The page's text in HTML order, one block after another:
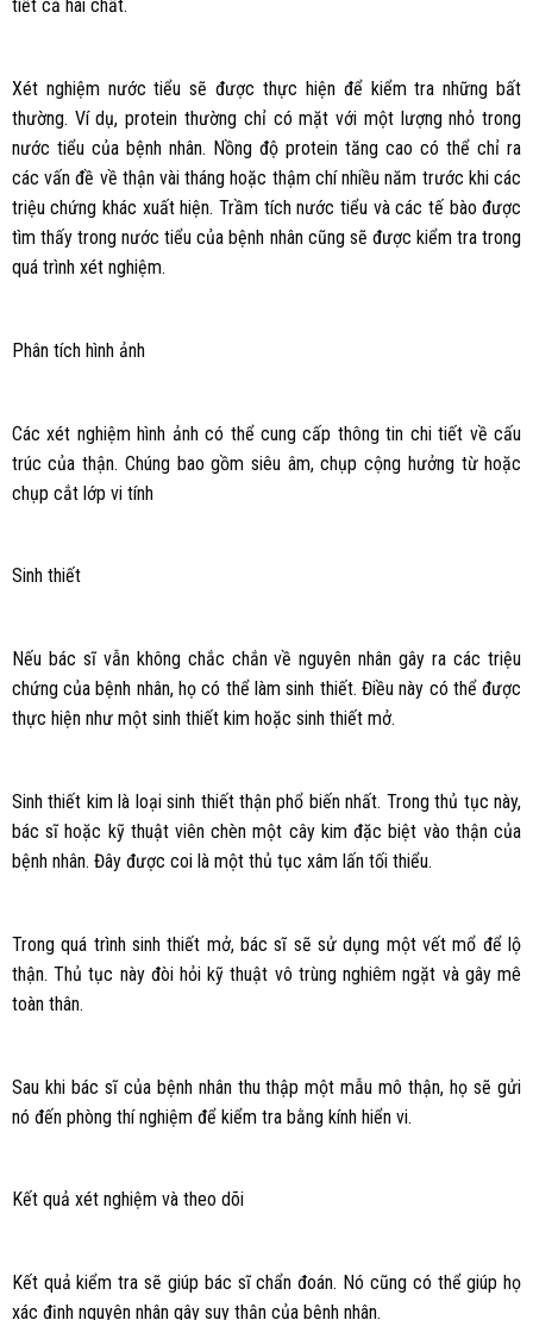
tiết cả hai chất.
Xét nghiệm nước tiểu sẽ được thực hiện để kiểm tra những bất
thường. Ví dụ, protein thường chỉ có mặt với một lượng nhỏ trong
nước tiểu của bệnh nhân. Nồng độ protein tăng cao có thể chỉ ra
các vấn đề về thận vài tháng hoặc thậm chí nhiều năm trước khi các
triệu chứng khác xuất hiện. Trầm tích nước tiểu và các tế bào được
tìm thấy trong nước tiểu của bệnh nhân cũng sẽ được kiểm tra trong
quá trình xét nghiệm.
Phân tích hình ảnh
Các xét nghiệm hình ảnh có thể cung cấp thông tin chi tiết về cấu
trúc của thận. Chúng bao gồm siêu âm, chụp cộng hưởng từ hoặc
chụp cắt lớp vi tính
Sinh thiết
Nếu bác sĩ vẫn không chắc chắn về nguyên nhân gây ra các triệu
chứng của bệnh nhân, họ có thể làm sinh thiết. Điều này có thể được
thực hiện như một sinh thiết kim hoặc sinh thiết mở.
Sinh thiết kim là loại sinh thiết thận phổ biến nhất. Trong thủ tục này,
bác sĩ hoặc kỹ thuật viên chèn một cây kim đặc biệt vào thận của
bệnh nhân. Đây được coi là một thủ tục xâm lấn tối thiểu.
Trong quá trình sinh thiết mở, bác sĩ sẽ sử dụng một vết mổ để lộ
thận. Thủ tục này đòi hỏi kỹ thuật vô trùng nghiêm ngặt và gây mê
toàn thân.
Sau khi bác sĩ của bệnh nhân thu thập một mẫu mô thận, họ sẽ gửi
nó đến phòng thí nghiệm để kiểm tra bằng kính hiển vi.
Kết quả xét nghiệm và theo dõi
Kết quả kiểm tra sẽ giúp bác sĩ chẩn đoán. Nó cũng có thể giúp họ
xác định nguyên nhân gây suy thận của bệnh nhân.